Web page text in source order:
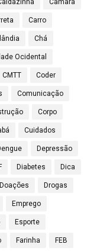
Carro
Chá
Ocidental
CMTT Coder
Comunicação
Corpo
Cuidados
Depressão
Diabetes Dica
Doações Drogas
Emprego
Esporte
Farinha FEB